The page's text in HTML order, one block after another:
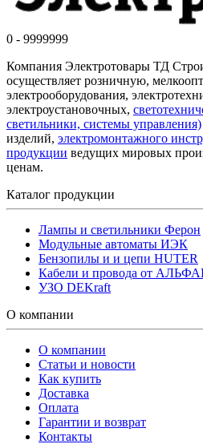
0 - 9999999
Компания Электротовары ТД
осуществляет розничную,
электрооборудования,
электроустановочных,
светильники, системы управления)
изделий, электромонтажного
продукции ведущих мировых
ценам.
Каталог продукции
Лампы и светильники Ферон
Модульные автоматы ИЭК
Бензопилы и и цепи HUTER
Кабели и провода от
УЗО DEKraft
О компании
О компании
Статьи и новости
Как купить
Доставка
Оплата
Гарантии и возврат
Контакты